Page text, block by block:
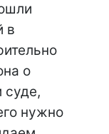
в
о
нужно